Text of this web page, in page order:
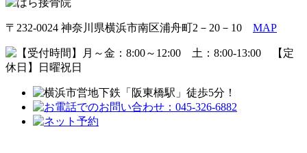
〒232-0024 神奈川県横浜市南区浦舟町2－20－10 MAP